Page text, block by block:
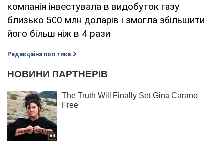
компанія інвестувала в видобуток газу
близько 500 млн доларів і змогла збільшити
його більш ніж в 4 рази.
Редакційна політика